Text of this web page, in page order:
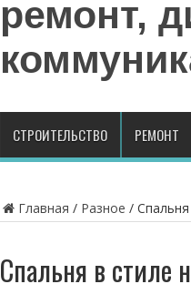
СТРОИТЕЛЬСТВО РЕМОНТ
Главная / Разное /
Спальня в стиле